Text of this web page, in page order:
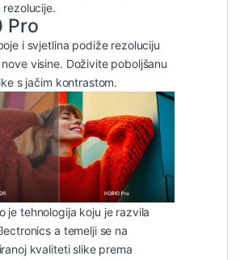
Pro
i svjetlina podiže rezoluciju
visine. Doživite poboljšanu
s jačim kontrastom.
je tehnologija koju je razvila
a temelji se na
kvaliteti slike prema